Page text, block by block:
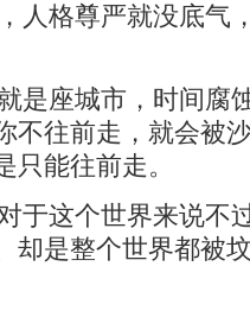
格尊严就没底气
座城市，时间腐
不往前走，就会被
能往前走。
这个世界来说不
却是整个世界都被